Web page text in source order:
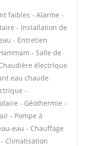
faibles - Alarme -
- Installation de
- Entretien
- Salle de
électrique
eau chaude
-
- Géothermie -
- Pompe à
eau - Chauffage
Climatisation